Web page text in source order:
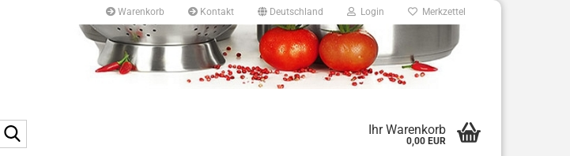
Warenkorb Kontakt Deutschland Login Merkzettel
Ihr Warenkorb
0,00 EUR